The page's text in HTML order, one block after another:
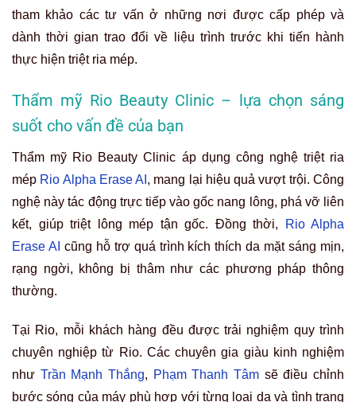
tham khảo các tư vấn ở những nơi được cấp phép và
dành thời gian trao đổi về liệu trình trước khi tiến hành
thực hiện triệt ria mép.
Thẩm mỹ Rio Beauty Clinic – lựa chọn sáng
suốt cho vấn đề của bạn
Thẩm mỹ Rio Beauty Clinic áp dụng công nghệ triệt ria
mép Rio Alpha Erase AI , mang lại hiệu quả vượt trội. Công
nghệ này tác động trực tiếp vào gốc nang lông, phá vỡ liên
kết, giúp triệt lông mép tận gốc. Đồng thời,
Rio Alpha
Erase AI cũng hỗ trợ quá trình kích thích da mặt sáng mịn,
rạng ngời, không bị thâm như các phương pháp thông
thường.
Tại Rio, mỗi khách hàng đều được trải nghiệm quy trình
chuyên nghiệp từ Rio. Các chuyên gia giàu kinh nghiệm
như Trần Mạnh Thắng, Phạm Thanh Tâm sẽ điều chỉnh
bước sóng của máy phù hợp với từng loại da và tình trạng